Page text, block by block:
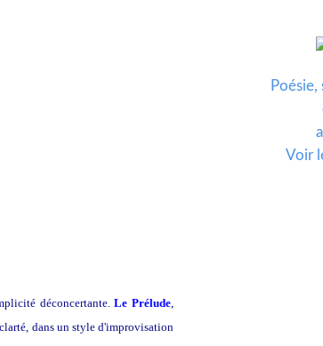
déconcertante.Le Prélude
dans un style d'improvisation
Voir